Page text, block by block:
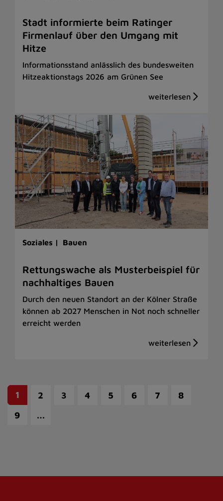
Stadt informierte beim Ratinger
Firmenlauf über den Umgang mit
Hitze
Informationsstand anlässlich des bundesweiten
Hitzeaktionstags 2026 am Grünen See
Soziales | Bauen
Rettungswache als Musterbeispiel für
nachhaltiges Bauen
Durch den neuen Standort an der Kölner Straße
können ab 2027 Menschen in Not noch schneller
erreicht werden
1 2 3 4 5 6 7
8
9
…